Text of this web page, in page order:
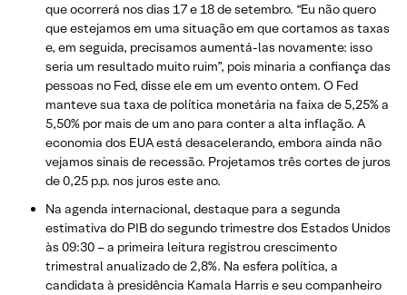
que ocorrerá nos dias 17 e 18 de setembro. “Eu não quero
que estejamos em uma situação em que cortamos as taxas
e, em seguida, precisamos aumentá-las novamente: isso
seria um resultado muito ruim”, pois minaria a confiança das
pessoas no Fed, disse ele em um evento ontem. O Fed
manteve sua taxa de política monetária na faixa de 5,25% a
5,50% por mais de um ano para conter a alta inflação. A
economia dos EUA está desacelerando, embora ainda não
vejamos sinais de recessão. Projetamos três cortes de juros
de 0,25 p.p. nos juros este ano.
Na agenda internacional, destaque para a segunda
estimativa do PIB do segundo trimestre dos Estados Unidos
às 09:30 – a primeira leitura registrou crescimento
trimestral anualizado de 2,8%. Na esfera política, a
candidata à presidência Kamala Harris e seu companheiro